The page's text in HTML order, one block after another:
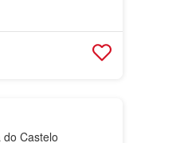
Castelo